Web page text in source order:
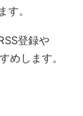
す。
登録や
めします。